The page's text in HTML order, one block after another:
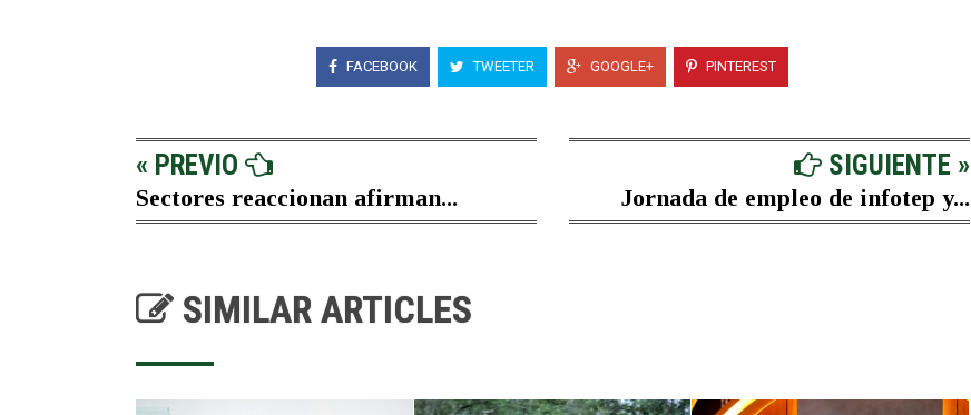
FACEBOOK TWEETER GOOGLE+ PINTEREST
« PREVIO
Sectores reaccionan afirman...
SIGUIENTE »
Jornada de empleo de infotep y...
SIMILAR ARTICLES